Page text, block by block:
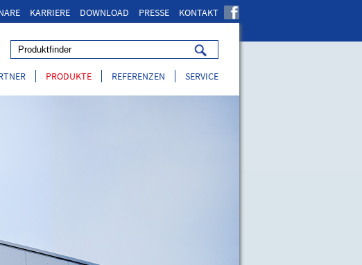
KARRIERE DOWNLOAD PRESSE KONTAKT
PRODUKTE REFERENZEN SERVICE